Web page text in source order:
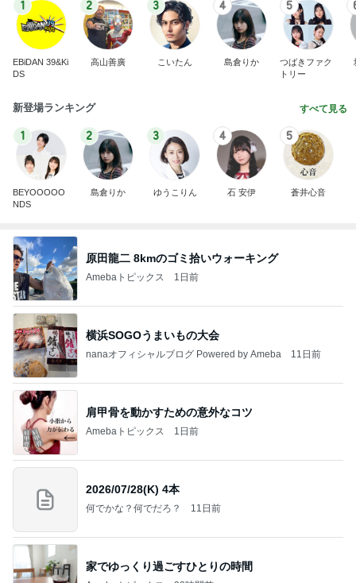
1
EBiDAN 39&Ki
DS
2
高山善廣
3
こいたん
4
島倉りか
5
つばきファク
トリー
新登場ランキング すべて見る
1
BEYOOOOO
NDS
2
島倉りか
3
ゆうこりん
4
石 安伊
5
蒼井心音
原田龍二 8kmのゴミ拾いウォーキング
Amebaトピックス 1日前
横浜SOGOうまいもの大会
nanaオフィシャルブログ Powered by Ameba 11日前
肩甲骨を動かすための意外なコツ
Amebaトピックス 1日前
2026/07/28(K) 4本
何でかな？何でだろ？ 11日前
家でゆっくり過ごすひとりの時間